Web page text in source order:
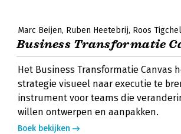
Marc Beijen Ruben Heetebrij Roos
Business Transformatie
Het Business Transformatie Canvas
strategie visueel naar executie te
instrument voor teams die
willen ontwerpen en aanpakken.
Boek bekijken